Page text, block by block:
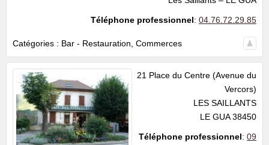
Téléphone professionnel: 04.76.72.29.85
Catégories : Bar - Restauration Commerces
21 Place du Centre (Avenue du
Vercors)
LES SAILLANTS
LE GUA 38450
Téléphone professionnel: 09